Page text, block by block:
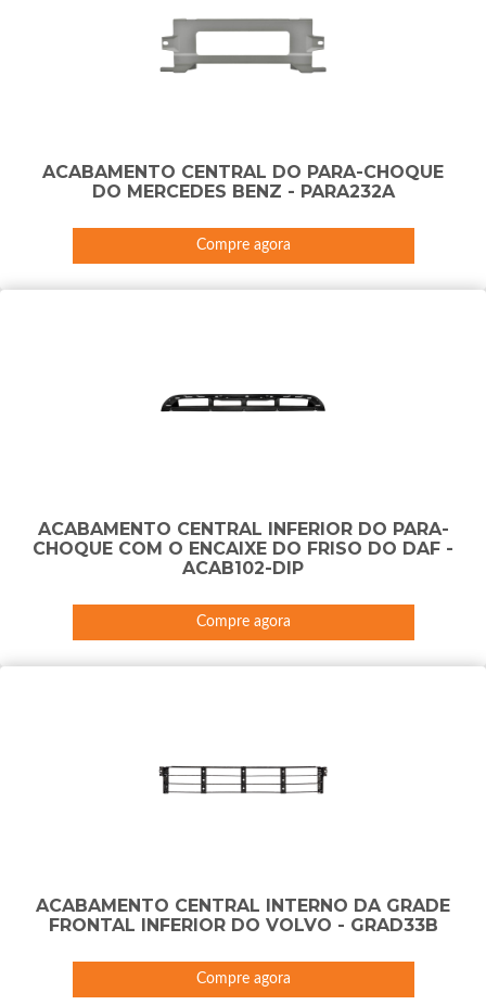
ACABAMENTO CENTRAL DO PARA-CHOQUE
DO MERCEDES BENZ - PARA232A
Compre agora
ACABAMENTO CENTRAL INFERIOR DO PARA-
CHOQUE COM O ENCAIXE DO FRISO DO DAF -
ACAB102-DIP
Compre agora
ACABAMENTO CENTRAL INTERNO DA GRADE
FRONTAL INFERIOR DO VOLVO - GRAD33B
Compre agora